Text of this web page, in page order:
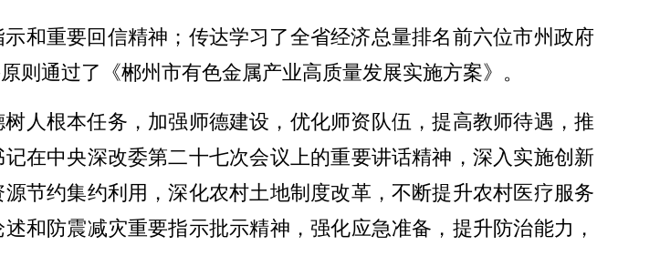
和重要回信精神；传达学习了全省经济总量排名前六位市州政府
通过了《郴州市有色金属产业高质量发展实施方案》。
人根本任务，加强师德建设，优化师资队伍，提高教师待遇，推
在中央深改委第二十七次会议上的重要讲话精神，深入实施创新
节约集约利用，深化农村土地制度改革，不断提升农村医疗服务
和防震减灾重要指示批示精神，强化应急准备，提升防治能力，